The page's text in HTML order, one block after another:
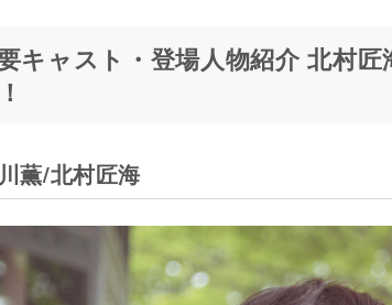
キャスト・登場人物紹介 北村
薫/北村匠海